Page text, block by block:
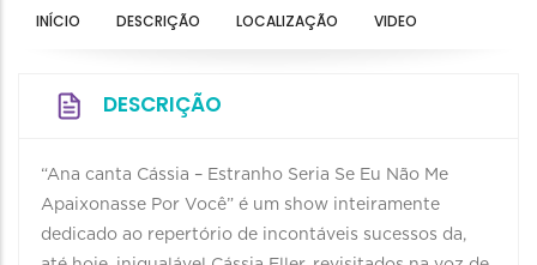
INÍCIO DESCRIÇÃO LOCALIZAÇÃO VIDEO
DESCRIÇÃO
“Ana canta Cássia – Estranho Seria Se Eu Não Me
Apaixonasse Por Você” é um show inteiramente
dedicado ao repertório de incontáveis sucessos da,